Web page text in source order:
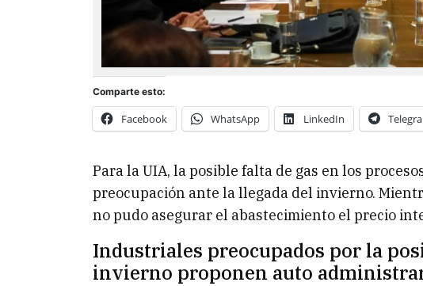
Comparte esto:
Facebook WhatsApp LinkedIn
Para la UIA, la posible falta de gas en los
preocupación ante la llegada del invierno.
no pudo asegurar el abastecimiento el precio
Industriales preocupados por la
invierno proponen auto